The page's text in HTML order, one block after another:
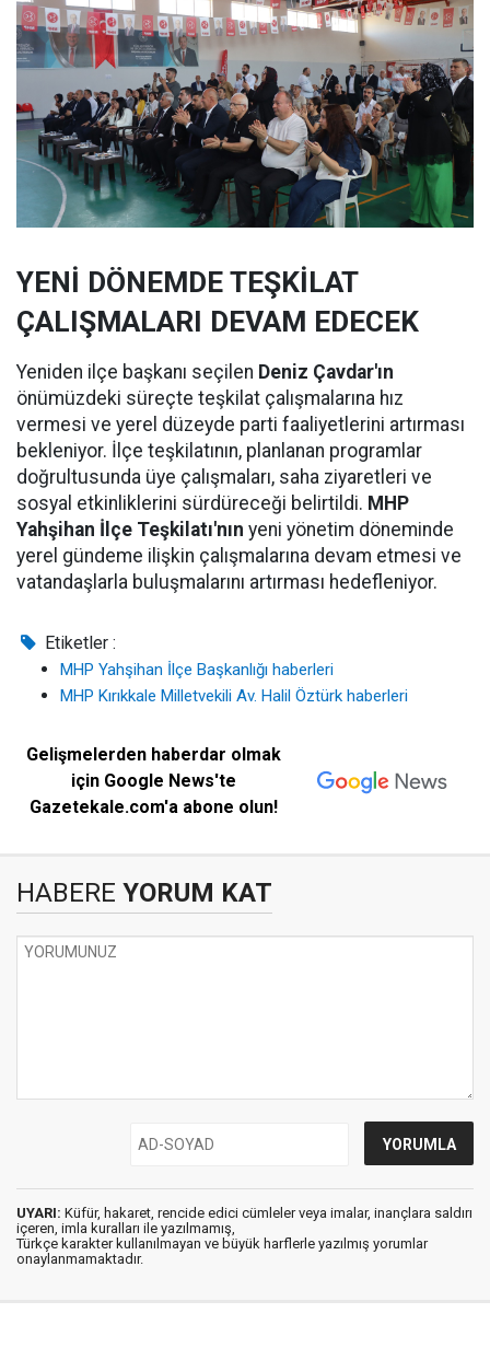
YENİ DÖNEMDE TEŞKİLAT
ÇALIŞMALARI DEVAM EDECEK
Yeniden ilçe başkanı seçilen Deniz Çavdar'ın
önümüzdeki süreçte teşkilat çalışmalarına hız
vermesi ve yerel düzeyde parti faaliyetlerini artırması
bekleniyor. İlçe teşkilatının, planlanan programlar
doğrultusunda üye çalışmaları, saha ziyaretleri ve
sosyal etkinliklerini sürdüreceği belirtildi. MHP
Yahşihan İlçe Teşkilatı'nın yeni yönetim döneminde
yerel gündeme ilişkin çalışmalarına devam etmesi ve
vatandaşlarla buluşmalarını artırması hedefleniyor.
Etiketler :
MHP Yahşihan İlçe Başkanlığı haberleri
MHP Kırıkkale Milletvekili Av. Halil Öztürk haberleri
Gelişmelerden haberdar olmak
için Google News'te
Gazetekale.com'a abone olun!
HABERE YORUM KAT
UYARI: Küfür, hakaret, rencide edici cümleler veya imalar, inançlara saldırı
içeren, imla kuralları ile yazılmamış,
Türkçe karakter kullanılmayan ve büyük harflerle yazılmış yorumlar
onaylanmamaktadır.